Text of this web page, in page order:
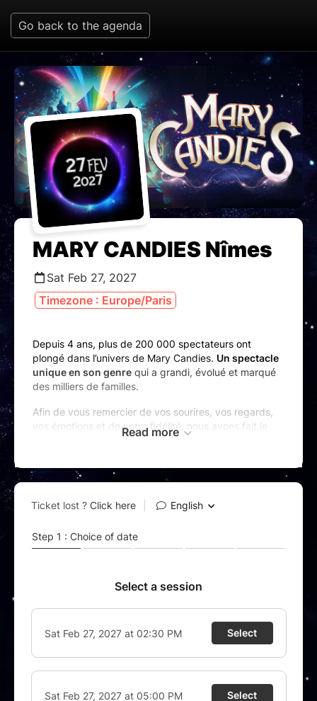
Go back to the agenda
MARY CANDIES Nîmes
Sat Feb 27, 2027
Timezone : Europe/Paris
Depuis 4 ans, plus de 200 000 spectateurs ont
plongé dans l’univers de Mary Candies. Un spectacle
unique en son genre qui a grandi, évolué et marqué
des milliers de familles.
Afin de vous remercier de vos sourires, vos regards,
vos émotions et de votre fidélité, nous avons fait le
réinventer entièrement ce spectacle
proposer une expérience bien au-delà de vos
espérances.
(Re)découvrez l’histoire de Mary Candies dans un
jamais vu : nouveaux décors et personnages,
costumes étincelants et une toute nouvelle mise en
plus immersif, plus intense, plus
première aventure.
Un nouveau monde s’illumine…et il n’attend plus que
vous.
Read more